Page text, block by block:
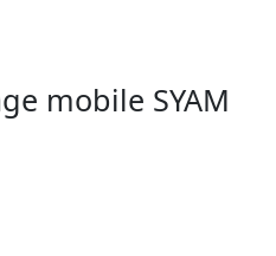
mobile SYAM